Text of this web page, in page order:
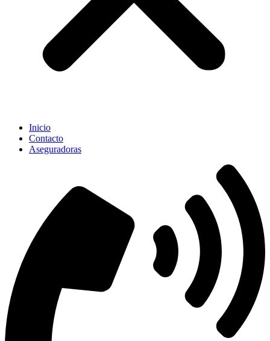
Inicio
Contacto
Aseguradoras